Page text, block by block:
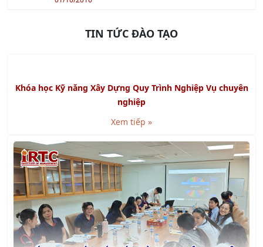
Khóa học Kỹ năng Lập kế hoạch và Tổ chức công việc
Xem tiếp »